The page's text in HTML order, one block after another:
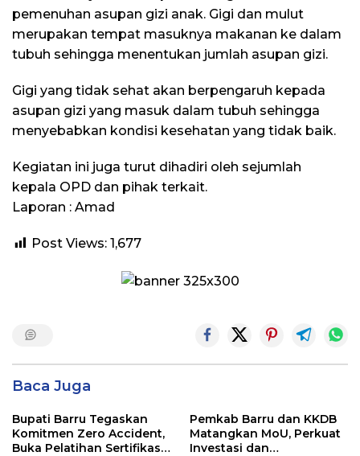
pemenuhan asupan gizi anak. Gigi dan mulut
merupakan tempat masuknya makanan ke dalam
tubuh sehingga menentukan jumlah asupan gizi.
Gigi yang tidak sehat akan berpengaruh kepada
asupan gizi yang masuk dalam tubuh sehingga
menyebabkan kondisi kesehatan yang tidak baik.
Kegiatan ini juga turut dihadiri oleh sejumlah
kepala OPD dan pihak terkait.
Laporan : Amad
Post Views: 1,677
Baca Juga
Bupati Barru Tegaskan
Komitmen Zero Accident,
Buka Pelatihan Sertifikasi
Pemkab Barru dan KKDB
Matangkan MoU, Perkuat
Investasi dan